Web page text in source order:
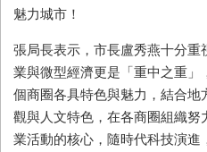
魅力城市！
張局長表示，市長盧秀燕十分
業與微型經濟更是「重中之重」
個商圈各具特色與魅力，結合
觀與人文特色，在各商圈組織
業活動的核心，隨時代科技演進